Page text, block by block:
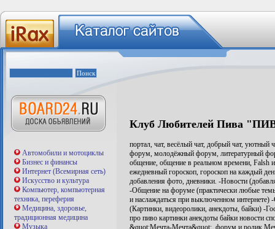
Автомобили и мотоциклы
Бизнес и финансы
Интернет (Всемирная сеть)
Искусство и культура
Компьютер, компьютерная
техника, переферия
Медицина, здоровье,
традиционная медицина
Музыка
Клуб Любителей Пива
портал, чат, весёлый чат, добрый чат, уютный
форум, молодёжный форум, литературный
общение, общение в реальном времени,
ежедневный гороскоп, гороскоп на каждый
добавления фото, дневники. -Новости
-Общение на форуме (практически любые
и наслаждаться при выключенном
(Картинки, видеоролики, анекдоты, байки) -
про пиво картинки анекдоты байки новости
&quot;Мечта-Мечта&quot;, форум и ролик